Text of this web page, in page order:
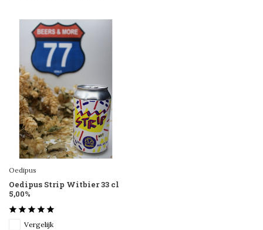
Oedipus
Oedipus Strip Witbier 33 cl
5,00%
Vergelijk